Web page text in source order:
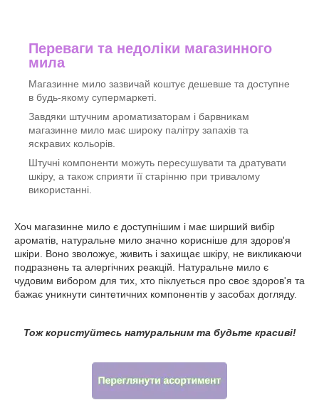
Переваги та недоліки магазинного
мила
Магазинне мило зазвичай коштує дешевше та доступне
в будь-якому супермаркеті.
Завдяки штучним ароматизаторам і барвникам
магазинне мило має широку палітру запахів та
яскравих кольорів.
Штучні компоненти можуть пересушувати та дратувати
шкіру, а також сприяти її старінню при тривалому
використанні.
Хоч магазинне мило є доступнішим і має ширший вибір
ароматів, натуральне мило значно корисніше для здоров'я
шкіри. Воно зволожує, живить і захищає шкіру, не викликаючи
подразнень та алергічних реакцій. Натуральне мило є
чудовим вибором для тих, хто піклується про своє здоров'я та
бажає уникнути синтетичних компонентів у засобах догляду.
Тож користуйтесь натуральним та будьте красиві!